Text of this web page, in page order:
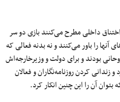
داخلی مطرح می‌کنند بازی دو سر
را باور می‌کنند و نه بدنه‌ فعالی که
بودند و برای دولت و وزیرخارجه‌اش
کردن روزنامه‌نگاران و فعالان
آن را این چنین انکار کرد.